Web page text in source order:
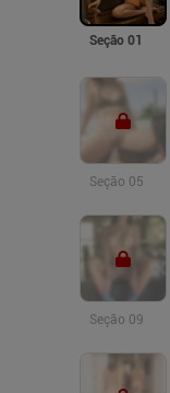
Seção 01
Seção 05
Seção 09